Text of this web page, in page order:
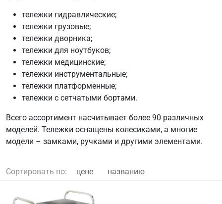
тележки гидравлические;
тележки грузовые;
тележки дворника;
тележки для ноутбуков;
тележки медицинские;
тележки инструментальные;
тележки платформенные;
тележки с сетчатыми бортами.
Всего ассортимент насчитывает более 90 различных
моделей. Тележки оснащены колесиками, а многие
модели – замками, ручками и другими элементами.
Сортировать по: цене названию